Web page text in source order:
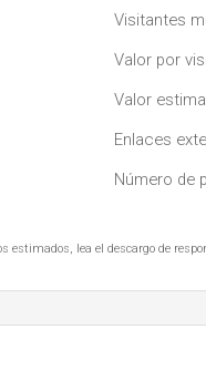
Visitantes
Valor por
Valor
Enlaces
Número de
estimados, lea el descargo de